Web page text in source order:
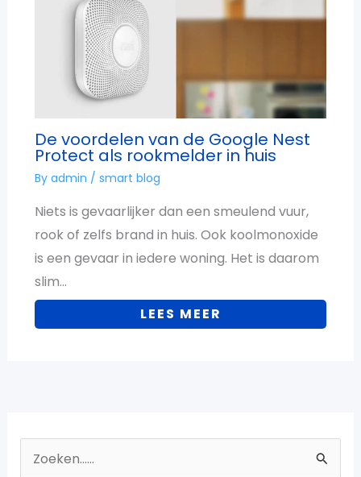
De voordelen van de Google Nest
Protect als rookmelder in huis
By admin / smart blog
Niets is gevaarlijker dan een smeulend vuur,
rook of zelfs brand in huis. Ook koolmonoxide
is een gevaar in iedere woning. Het is daarom
slim…
LEES MEER